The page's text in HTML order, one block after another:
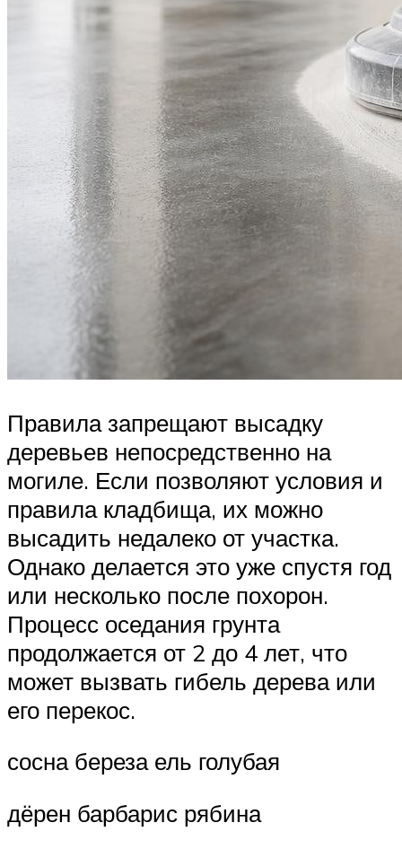
Правила запрещают высадку
деревьев непосредственно на
могиле. Если позволяют условия и
правила кладбища, их можно
высадить недалеко от участка.
Однако делается это уже спустя год
или несколько после похорон.
Процесс оседания грунта
продолжается от 2 до 4 лет, что
может вызвать гибель дерева или
его перекос.
сосна береза ель голубая
дёрен барбарис рябина